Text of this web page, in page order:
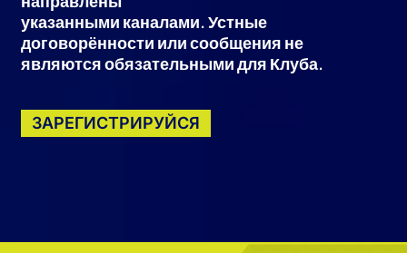
указанными каналами. Устные
договорённости или сообщения не
являются обязательными для Клуба.
ЗАРЕГИСТРИРУЙСЯ